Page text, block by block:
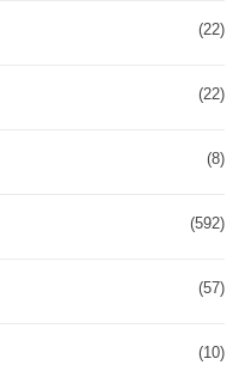
(22)
(22)
(8)
(592)
(57)
(10)